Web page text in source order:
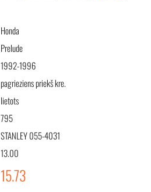
Honda
Prelude
1992-1996
pagrieziens priekš kre.
lietots
795
STANLEY 055-4031
13.00
15.73